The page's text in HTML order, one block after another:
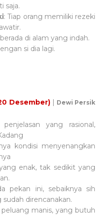
saja.
: Tiap orang memiliki rezeki
di alam yang indah.
si dia lagi.
Desember)| Dewi Persik
yang rasional,
kondisi menyenangkan
enak, tak sedikit yang
pekan ini, sebaiknya sih
sudah direncanakan.
peluang manis, yang butuh